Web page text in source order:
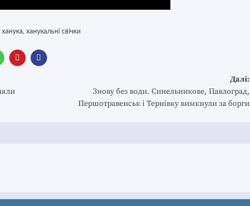
ханука, ханукальні свічки
Далі:
Знову без води. Синельникове, Павлоград,
Першотравенськ і Тернівку вимкнули за борги